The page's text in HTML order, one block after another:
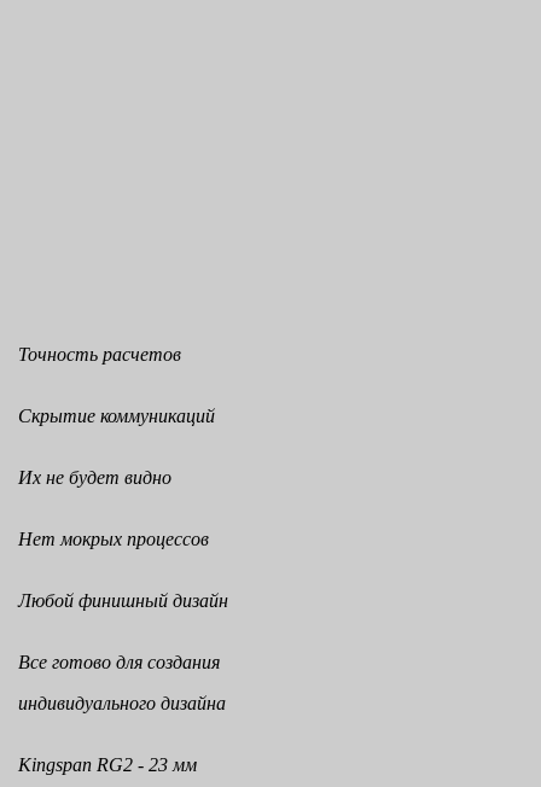
Точность расчетов
Скрытие коммуникаций
Их не будет видно
Нет мокрых процессов
Любой финишный дизайн
Все готово для создания
индивидуального дизайна
Kingspan RG2 - 23 мм